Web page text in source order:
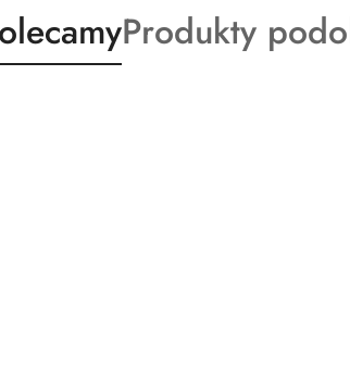
Produkty
o
Produkty